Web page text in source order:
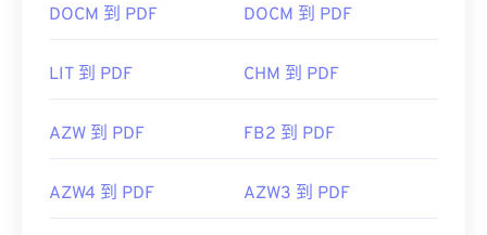
DOCM 到 PDF DOCM 到 PDF
LIT 到 PDF CHM 到 PDF
AZW 到 PDF FB2 到 PDF
AZW4 到 PDF AZW3 到 PDF